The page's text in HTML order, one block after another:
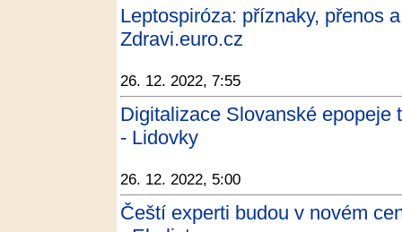
Leptospiróza: příznaky, přenos
Zdravi.euro.cz
26. 12. 2022, 7:55
Digitalizace Slovanské epopeje
- Lidovky
26. 12. 2022, 5:00
Čeští experti budou v novém